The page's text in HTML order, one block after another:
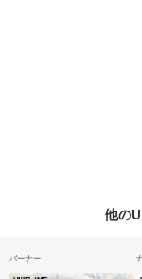
他の
バーナー